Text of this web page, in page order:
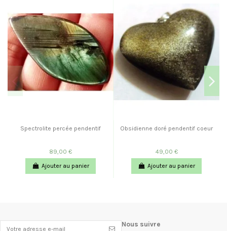
Spectrolite percée pendentif
89,00 €
Ajouter au panier
Obsidienne doré pendentif coeur
49,00 €
Ajouter au panier
Nous suivre